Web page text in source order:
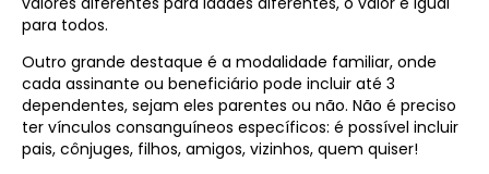
para todos.
Outro grande destaque é a modalidade familiar, onde
cada assinante ou beneficiário pode incluir até 3
dependentes, sejam eles parentes ou não. Não é preciso
ter vínculos consanguíneos específicos: é possível incluir
pais, cônjuges, filhos, amigos, vizinhos, quem quiser!